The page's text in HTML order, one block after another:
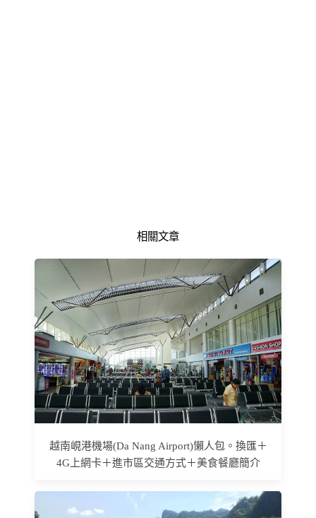
相關文章
越南峴港機場(Da Nang Airport)懶人包。換匯＋
4G上網卡＋進市區交通方式＋美食餐廳簡介